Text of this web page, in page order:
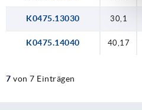
K0475.13030 30,1
K0475.14040 40,17
7 von 7 Einträgen